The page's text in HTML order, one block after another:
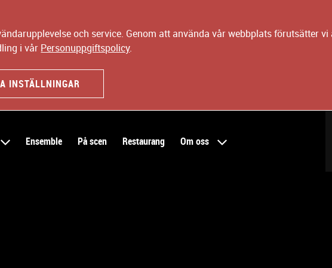
och service. Genom att använda vår webbplats förutsätter
i vår Personuppgiftspolicy.
INSTÄLLNINGAR
Ensemble På scen Restaurang Om oss